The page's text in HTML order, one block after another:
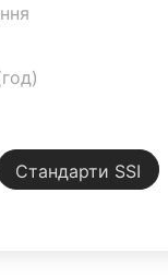
Стандарти SSI